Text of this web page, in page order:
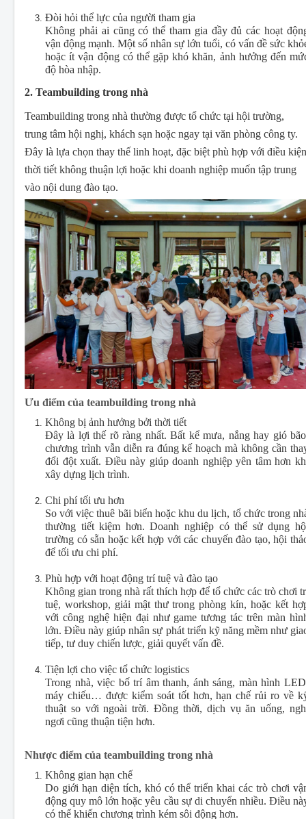
Đòi hỏi thể lực của người tham gia
Không phải ai cũng có thể tham gia đầy đủ các hoạt
vận động mạnh. Một số nhân sự lớn tuổi, có vấn đề sức
hoặc ít vận động có thể gặp khó khăn, ảnh hưởng đến
độ hòa nhập.
2. Teambuilding trong nhà
Teambuilding trong nhà thường được tổ chức tại hội trường,
trung tâm hội nghị, khách sạn hoặc ngay tại văn phòng công ty.
Đây là lựa chọn thay thế linh hoạt, đặc biệt phù hợp với điều kiện
thời tiết không thuận lợi hoặc khi doanh nghiệp muốn tập trung
vào nội dung đào tạo.
Ưu điểm của teambuilding trong nhà
Không bị ảnh hưởng bởi thời tiết
Đây là lợi thế rõ ràng nhất. Bất kể mưa, nắng hay gió
chương trình vẫn diễn ra đúng kế hoạch mà không cần
đổi đột xuất. Điều này giúp doanh nghiệp yên tâm hơn
xây dựng lịch trình.
Chi phí tối ưu hơn
So với việc thuê bãi biển hoặc khu du lịch, tổ chức trong
thường tiết kiệm hơn. Doanh nghiệp có thể sử dụng
trường có sẵn hoặc kết hợp với các chuyến đào tạo, hội
để tối ưu chi phí.
Phù hợp với hoạt động trí tuệ và đào tạo
Không gian trong nhà rất thích hợp để tổ chức các trò chơi
tuệ, workshop, giải mật thư trong phòng kín, hoặc kết
với công nghệ hiện đại như game tương tác trên màn
lớn. Điều này giúp nhân sự phát triển kỹ năng mềm như
tiếp, tư duy chiến lược, giải quyết vấn đề.
Tiện lợi cho việc tổ chức logistics
Trong nhà, việc bố trí âm thanh, ánh sáng, màn hình
máy chiếu… được kiểm soát tốt hơn, hạn chế rủi ro về
thuật so với ngoài trời. Đồng thời, dịch vụ ăn uống,
ngơi cũng thuận tiện hơn.
Nhược điểm của teambuilding trong nhà
Không gian hạn chế
Do giới hạn diện tích, khó có thể triển khai các trò chơi
động quy mô lớn hoặc yêu cầu sự di chuyển nhiều. Điều
có thể khiến chương trình kém sôi động hơn.